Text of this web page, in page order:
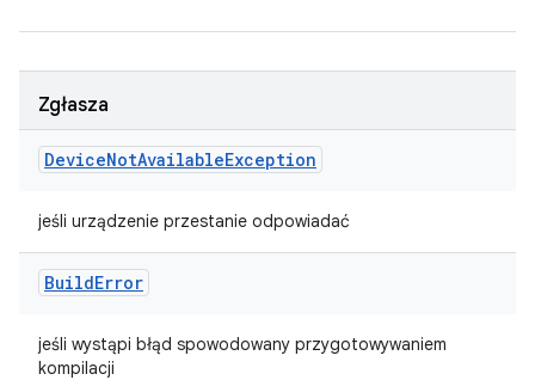
Zgłasza
DeviceNotAvailableException
jeśli urządzenie przestanie odpowiadać
BuildError
jeśli wystąpi błąd spowodowany przygotowywaniem
kompilacji